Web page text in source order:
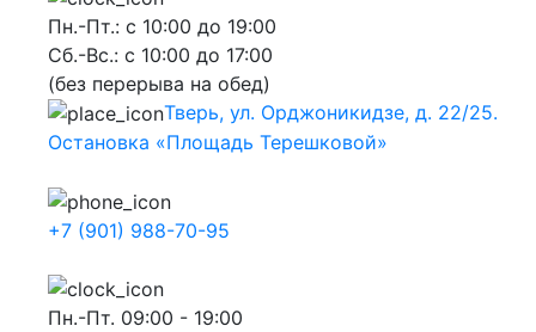
Пн.-Пт.: с 10:00 до 19:00
Сб.-Вс.: с 10:00 до 17:00
(без перерыва на обед)
Тверь, ул. Орджоникидзе, д. 22/25.
Остановка «Площадь Терешковой»
+7 (901) 988-70-95
Пн.-Пт. 09:00 - 19:00